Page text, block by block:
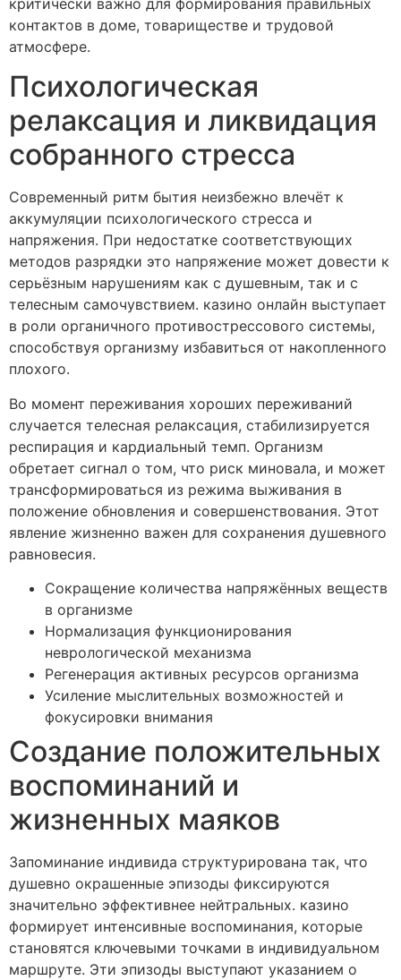
контактов в доме, товариществе и трудовой
атмосфере.
Психологическая
релаксация и ликвидация
собранного стресса
Современный ритм бытия неизбежно влечёт к
аккумуляции психологического стресса и
напряжения. При недостатке соответствующих
методов разрядки это напряжение может довести к
серьёзным нарушениям как с душевным, так и с
телесным самочувствием. казино онлайн выступает
в роли органичного противострессового системы,
способствуя организму избавиться от накопленного
плохого.
Во момент переживания хороших переживаний
случается телесная релаксация, стабилизируется
респирация и кардиальный темп. Организм
обретает сигнал о том, что риск миновала, и может
трансформироваться из режима выживания в
положение обновления и совершенствования. Этот
явление жизненно важен для сохранения душевного
равновесия.
Сокращение количества напряжённых веществ
в организме
Нормализация функционирования
неврологической механизма
Регенерация активных ресурсов организма
Усиление мыслительных возможностей и
фокусировки внимания
Создание положительных
воспоминаний и
жизненных маяков
Запоминание индивида структурирована так, что
душевно окрашенные эпизоды фиксируются
значительно эффективнее нейтральных. казино
формирует интенсивные воспоминания, которые
становятся ключевыми точками в индивидуальном
маршруте. Эти эпизоды выступают указанием о